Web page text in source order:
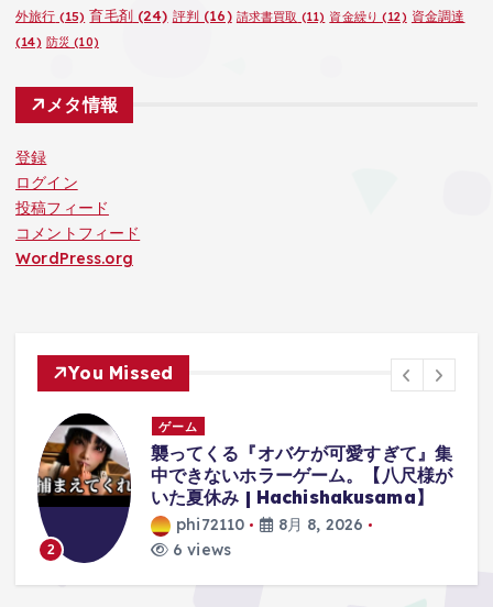
外旅行 (15) 育毛剤(24) 評判 (16) 請求書買取 (11) 資金繰り (12) 資金調達
(14) 防災 (10)
メタ情報
登録
ログイン
投稿フィード
コメントフィード
WordPress.org
You Missed
3
ゲーム
【クレーンゲーム】最新プライズフィ
ギュア登場初日攻略！再販人気景品に
挑んだらやっぱりやばかった！？
phi72110
8月 8, 2026
8 views